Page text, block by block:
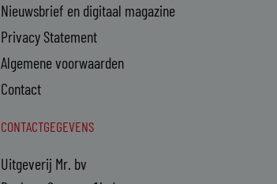
Nieuwsbrief en digitaal magazine
Privacy Statement
Algemene voorwaarden
Contact
CONTACTGEGEVENS
Uitgeverij Mr. bv